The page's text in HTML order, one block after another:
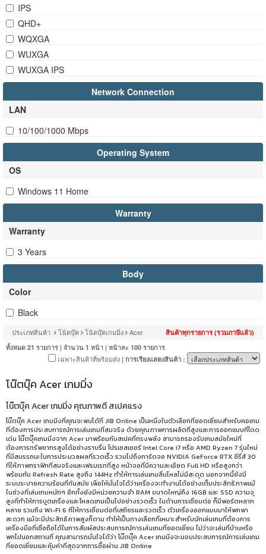
IPS
QHD+
WQXGA
WUXGA
WUXGA IPS
Network Connection
LAN
10/100/1000 Mbps
Operating System
OS
Windows 11 Home
Warranty
Warranty
3 Years
Body
Color
Black
ประเภทสินค้า โน้ตบุ๊ค โน้ตบุ๊คเกมมิ่ง Acer สินค้าทุกรายการ (รวมภาษีแล้ว)
ทั้งหมด 21 รายการ | จำนวน 1 หน้า | หน้าละ 100 รายการ
เฉพาะสินค้าที่พร้อมส่ง | การเรียงแสดงสินค้า :
โน๊ตบุ๊ค Acer เกมมิ่ง
โน๊ตบุ๊ค Acer เกมมิ่ง คุณภาพดี สเปคแรง
โน๊ตบุ๊ค Acer เกมมิ่งที่คุณจะพบได้ที่ JIB Online เป็นหนึ่งในตัวเลือกที่ยอดเยี่ยมสำหรับคอเกม
ที่ต้องการประสบการณ์การเล่นเกมที่สมจริง ด้วยคุณภาพการผลิตที่สูงและการออกแบบที่โดด
เด่น โน๊ตบุ๊คเกมมิ่งจาก Acer มาพร้อมกับสเปคที่ทรงพลัง สามารถรองรับเกมสมัยใหม่ที่
ต้องการทรัพยากรสูงได้อย่างราบรื่น โปรเซสเซอร์ Intel Core i7 หรือ AMD Ryzen 7 รุ่นใหม่
ที่มีสมรรถนะในการประมวลผลที่รวดเร็ว รวมไปถึงการ์ดจอ NVIDIA GeForce RTX ซีรี่ส์ 30
ที่ให้ภาพกราฟิกที่สมจริงและเฟรมเรทที่สูง หน้าจอที่มีความละเอียด Full HD หรือสูงกว่า
พร้อมกับ Refresh Rate สูงถึง 144Hz ทำให้การเล่นเกมลื่นไหลไม่มีสะดุด นอกจากนี้ยังมี
ระบบระบายความร้อนที่ทันสมัย เพื่อให้มั่นใจได้ว่าเครื่องจะทำงานได้อย่างเต็มประสิทธิภาพแม้
ในช่วงที่เล่นเกมหนักๆ อีกทั้งยังมีหน่วยความจำ RAM ขนาดใหญ่ถึง 16GB และ SSD ความจุ
สูงที่ทำให้การบูตเครื่องและโหลดเกมเป็นไปอย่างรวดเร็ว ในด้านการเชื่อมต่อ ก็มีพอร์ตหลาก
หลาย รวมถึง Wi-Fi 6 ที่ให้การเชื่อมต่อที่เสถียรและรวดเร็ว ตัวเครื่องออกแบบมาให้พกพา
สะดวก แม้จะมีประสิทธิภาพสูงก็ตาม ทำให้เป็นทางเลือกที่เหมาะสำหรับนักเล่นเกมที่ต้องการ
เครื่องมือที่เชื่อถือได้ในการสัมผัสประสบการณ์การเล่นเกมที่ยอดเยี่ยม ไม่ว่าจะเล่นที่บ้านหรือ
พกไปนอกสถานที่ คุณสามารถมั่นใจได้ว่า โน๊ตบุ๊ค Acer เกมมิ่งจะมอบประสบการณ์การเล่นเกม
ที่ยอดเยี่ยมและคุ้มค่าที่สุดจากการซื้อผ่าน JIB Online